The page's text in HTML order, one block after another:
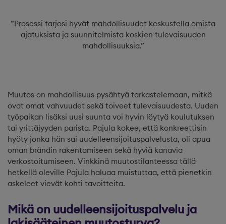
”Prosessi tarjosi hyvät mahdollisuudet keskustella omista
ajatuksista ja suunnitelmista koskien tulevaisuuden
mahdollisuuksia.”
Muutos on mahdollisuus pysähtyä tarkastelemaan, mitkä
ovat omat vahvuudet sekä toiveet tulevaisuudesta. Uuden
työpaikan lisäksi uusi suunta voi hyvin löytyä koulutuksen
tai yrittäjyyden parista. Pajula kokee, että konkreettisin
hyöty jonka hän sai uudelleensijoituspalvelusta, oli apua
oman brändin rakentamiseen sekä hyviä kanavia
verkostoitumiseen. Vinkkinä muutostilanteessa tällä
hetkellä oleville Pajula haluaa muistuttaa, että pienetkin
askeleet vievät kohti tavoitteita.
Mikä on uudelleensijoituspalvelu ja